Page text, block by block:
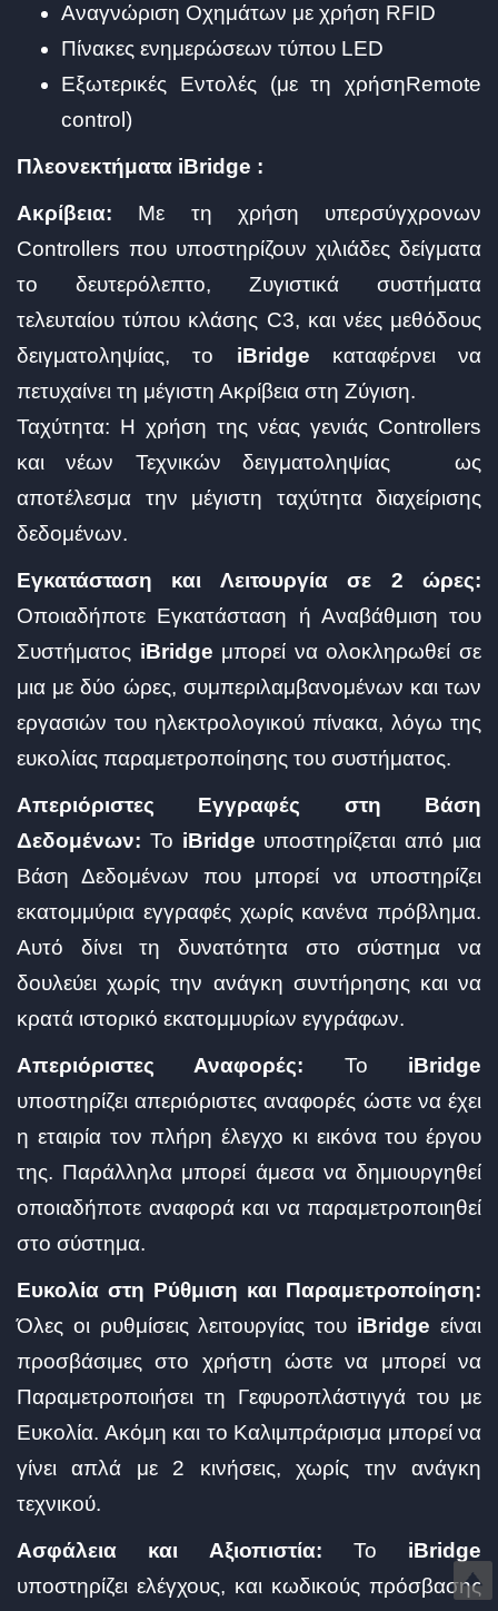
Αναγνώριση Οχημάτων με χρήση RFID
Πίνακες ενημερώσεων τύπου LED
Εξωτερικές Εντολές (με τη χρήσηRemote
control)
Πλεονεκτήματα iBridge :
Ακρίβεια: Με τη χρήση υπερσύγχρονων
Controllers που υποστηρίζουν χιλιάδες δείγματα
το δευτερόλεπτο, Ζυγιστικά συστήματα
τελευταίου τύπου κλάσης C3, και νέες μεθόδους
δειγματοληψίας, το iBridge καταφέρνει να
πετυχαίνει τη μέγιστη Ακρίβεια στη Ζύγιση.
Ταχύτητα: Η χρήση της νέας γενιάς Controllers
και νέων Τεχνικών δειγματοληψίας ως
αποτέλεσμα την μέγιστη ταχύτητα διαχείρισης
δεδομένων.
Εγκατάσταση και Λειτουργία σε 2 ώρες:
Οποιαδήποτε Εγκατάσταση ή Αναβάθμιση του
Συστήματος iBridge μπορεί να ολοκληρωθεί σε
μια με δύο ώρες, συμπεριλαμβανομένων και των
εργασιών του ηλεκτρολογικού πίνακα, λόγω της
ευκολίας παραμετροποίησης του συστήματος.
Απεριόριστες Εγγραφές στη Βάση
Δεδομένων: Το iBridge υποστηρίζεται από μια
Βάση Δεδομένων που μπορεί να υποστηρίζει
εκατομμύρια εγγραφές χωρίς κανένα πρόβλημα.
Αυτό δίνει τη δυνατότητα στο σύστημα να
δουλεύει χωρίς την ανάγκη συντήρησης και να
κρατά ιστορικό εκατομμυρίων εγγράφων.
Απεριόριστες Αναφορές: Το iBridge
υποστηρίζει απεριόριστες αναφορές ώστε να έχει
η εταιρία τον πλήρη έλεγχο κι εικόνα του έργου
της. Παράλληλα μπορεί άμεσα να δημιουργηθεί
οποιαδήποτε αναφορά και να παραμετροποιηθεί
στο σύστημα.
Ευκολία στη Ρύθμιση και Παραμετροποίηση:
Όλες οι ρυθμίσεις λειτουργίας του iBridge είναι
προσβάσιμες στο χρήστη ώστε να μπορεί να
Παραμετροποιήσει τη Γεφυροπλάστιγγά του με
Ευκολία. Ακόμη και το Καλιμπράρισμα μπορεί να
γίνει απλά με 2 κινήσεις, χωρίς την ανάγκη
τεχνικού.
Ασφάλεια και Αξιοπιστία: Το iBridge
υποστηρίζει ελέγχους, και κωδικούς πρόσβασης